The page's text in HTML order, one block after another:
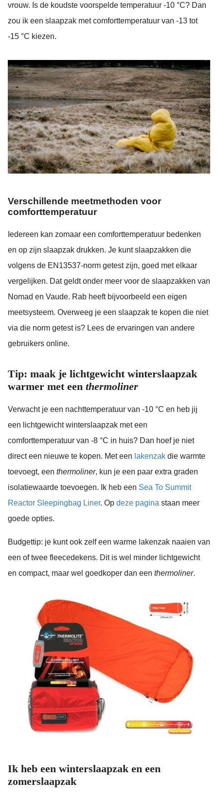
vrouw. Is de koudste voorspelde temperatuur -10 °C? Dan
zou ik een slaapzak met comforttemperatuur van -13 tot
-15 °C kiezen.
Verschillende meetmethoden voor
comforttemperatuur
Iedereen kan zomaar een comforttemperatuur bedenken
en op zijn slaapzak drukken. Je kunt slaapzakken die
volgens de EN13537-norm getest zijn, goed met elkaar
vergelijken. Dat geldt onder meer voor de slaapzakken van
Nomad en Vaude. Rab heeft bijvoorbeeld een eigen
meetsysteem. Overweeg je een slaapzak te kopen die niet
via die norm getest is? Lees de ervaringen van andere
gebruikers online.
Tip: maak je lichtgewicht winterslaapzak
warmer met een thermoliner
Verwacht je een nachttemperatuur van -10 °C en heb jij
een lichtgewicht winterslaapzak met een
comforttemperatuur van -8 °C in huis? Dan hoef je niet
direct een nieuwe te kopen. Met een lakenzak die warmte
toevoegt, een thermoliner, kun je een paar extra graden
isolatiewaarde toevoegen. Ik heb een Sea To Summit
Reactor Sleepingbag Liner. Op deze pagina staan meer
goede opties.
Budgettip: je kunt ook zelf een warme lakenzak naaien van
een of twee fleecedekens. Dit is wel minder lichtgewicht
en compact, maar wel goedkoper dan een thermoliner.
Ik heb een winterslaapzak en een
zomerslaapzak